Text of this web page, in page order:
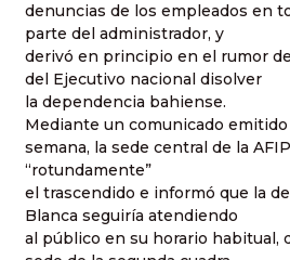
denuncias de los empleados en
parte del administrador, y
derivó en principio en el rumor
del Ejecutivo nacional disolver
la dependencia bahiense.
Mediante un comunicado
semana, la sede central de la
“rotundamente”
el trascendido e informó que la
Blanca seguiría atendiendo
al público en su horario habitual,